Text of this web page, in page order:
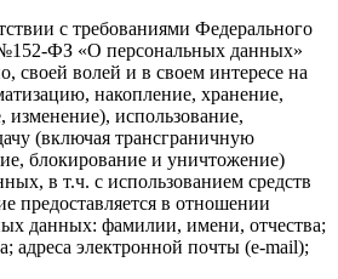
с требованиями Федерального
№152-ФЗ «О персональных данных»
своей волей и в своем интересе на
накопление, хранение,
изменение), использование,
(включая трансграничную
блокирование и уничтожение)
в т.ч. с использованием средств
предоставляется в отношении
данных: фамилии, имени, отчества;
адреса электронной почты (e-mail);